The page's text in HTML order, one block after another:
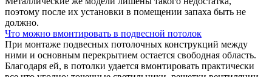
поэтому после их установки в помещении запаха быть не
должно.
Что можно вмонтировать в подвесной потолок
При монтаже подвесных потолочных конструкций между
ними и основным перекрытием остается свободная область.
Благодаря ей, в потолки удается вмонтировать практически